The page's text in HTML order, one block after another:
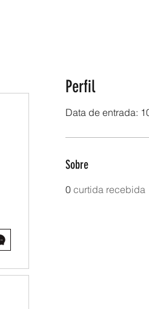
Perfil
Data de entrada:
Sobre
0 curtida recebida